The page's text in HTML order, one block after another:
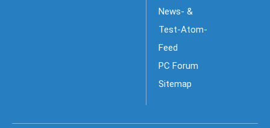
News- &
Test-Atom-
Feed
PC Forum
Sitemap